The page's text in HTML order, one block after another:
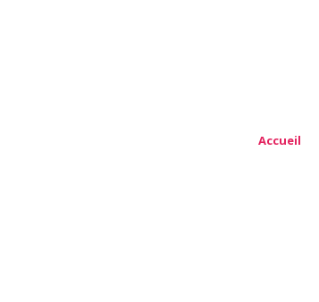
Accueil